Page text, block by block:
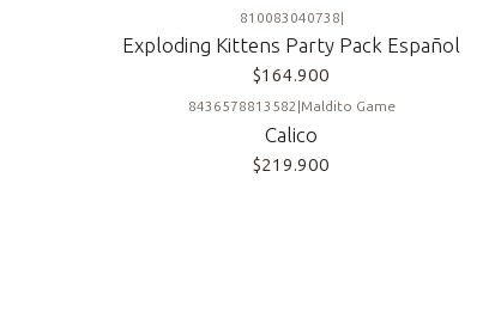
810083040738|
Exploding Kittens Party Pack Español
$164.900
8436578813582 Maldito Game
Calico
$219.900